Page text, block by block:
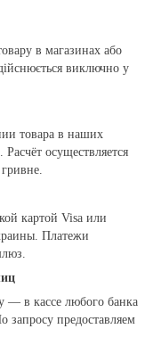
в магазинах або
виключно у
товара в наших
осуществляется
картой Visa или
Платежи
— в кассе любого банка
запросу предоставляем